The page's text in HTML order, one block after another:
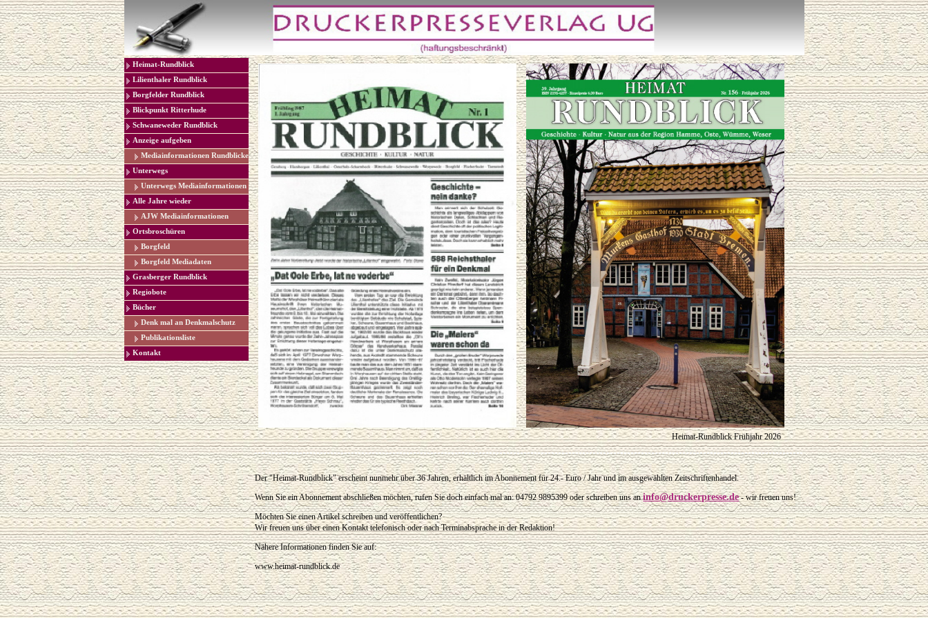
Heimat-Rundblick
Lilienthaler Rundblick
Borgfelder Rundblick
Blickpunkt Ritterhude
Schwaneweder Rundblick
Anzeige aufgeben
Mediainformationen Rundblicke
Unterwegs
Unterwegs Mediainformationen
Alle Jahre wieder
AJW Mediainformationen
Ortsbroschüren
Borgfeld
Borgfeld Mediadaten
Grasberger Rundblick
Regiobote
Bücher
Denk mal an Denkmalschutz
Publikationsliste
Kontakt
Heimat-Rundblick Frühjahr 2026
Der "Heimat-Rundblick" erscheint nunmehr über 36 Jahren, erhältlich im Abonnement für 24.- Euro / Jahr und im ausgewählten Zeitschriftenhandel.
Wenn Sie ein Abonnement abschließen möchten, rufen Sie doch einfach mal an: 04792 9895399 oder schreiben uns aninfo@druckerpresse.de- wir freuen uns!
Möchten Sie einen Artikel schreiben und veröffentlichen?
Wir freuen uns über einen Kontakt telefonisch oder nach Terminabsprache in der Redaktion!
Nähere Informationen finden Sie auf:
www.heimat-rundblick.de